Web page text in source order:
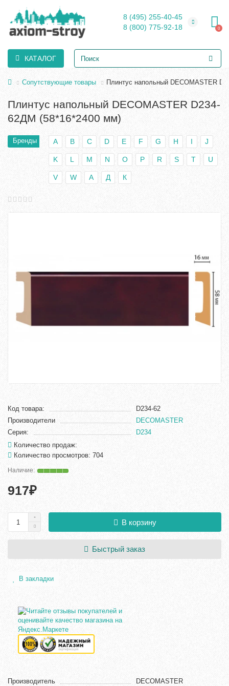
8 (495) 255-40-45
8 (800) 775-92-18
0
КАТАЛОГ
Сопутствующие товары Плинтус напольный DECOMASTER
Плинтус напольный DECOMASTER D234-
62ДМ (58*16*2400 мм)
Бренды A B C D E F G H I J
K L M N O P R S T U
V W А Д К
Код товара:
D234-62
Производители
DECOMASTER
Серия:
D234
Количество продаж:
Количество просмотров: 704
917₽
В корзину
Быстрый заказ
В закладки
Производитель
DECOMASTER